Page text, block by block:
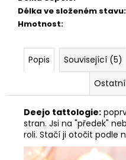
Délka ve složeném stavu:
Hmotnost:
Popis Související (5)
Deejo tattologie:
stran. Jsi na "předek"
roli. Stačí ji otočit podle